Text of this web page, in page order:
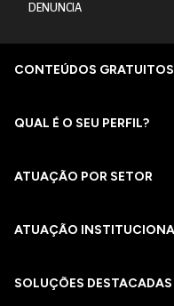
DENUNCIA
CONTEÚDOS GRATUITOS
QUAL É O SEU PERFIL?
ATUAÇÃO POR SETOR
ATUAÇÃO
SOLUÇÕES DESTACADAS